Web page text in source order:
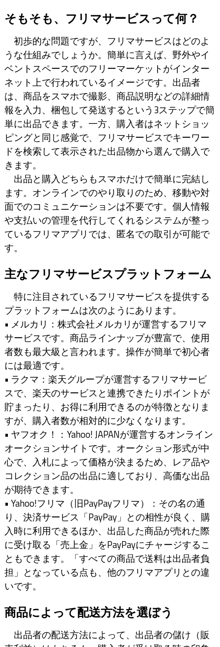
そもそも、フリマサービスって何？
初歩的な問題ですが、フリマサービスはどのよ
うな仕組みでしょうか。簡単に言えば、野外やイ
ベントスペースでのフリーマーケットがインター
ネット上で行われているイメージです。出品者
は、商品をスマホで撮影、商品説明などの詳細情
報を入力、梱包して発送するという3ステップで簡
単に出品できます。一方、購入者はネットショッ
ピングと同じ感覚で、フリマサービスでキーワー
ドを検索して表示された出品物から選んで購入で
きます。
出品と購入どちらもスマホだけで簡単に完結し
ます。オンラインでのやり取りのため、移動や対
面でのコミュニケーションは不要です。個人情報
や支払いの管理を代行してくれるシステムが整っ
ているフリマアプリでは、匿名での取引が可能で
す。
主なフリマサービスプラットフォーム
特に注目されているフリマサービスを提供する
プラットフォームは次のようにあります。
• メルカリ：株式会社メルカリが運営するフリマ
サービスです。商品ラインナップが豊富で、使用
者数も最大級と言われます。操作が簡単で初心者
には最適です。
• ラクマ：楽天グループが運営するフリマサービ
スで、楽天のサービスと連携できたりポイントが
貯まったり、お得に利用できるのが特徴となりま
すが、購入者数が相対的に少なくなります。
• ヤフオク！：Yahoo! JAPANが運営するオンライン
オークションサイトです。オークション形式が中
心で、入札によって価格が決まるため、レア品や
コレクション品の出品に適しており、高価な出品
が期待できます。
• Yahoo!フリマ（旧PayPayフリマ）：その名の通
り、決済サービス「PayPay」との相性が良く、購
入時に利用できるほか、出品した商品が売れた際
に受け取る「売上金」をPayPayにチャージするこ
ともできます。「すべての商品で送料は出品者負
担」となっている点も、他のフリマアプリとの違
いです。
商品によって配送方法を選ぼう
出品者の配送方法によって、出品者の儲け（販